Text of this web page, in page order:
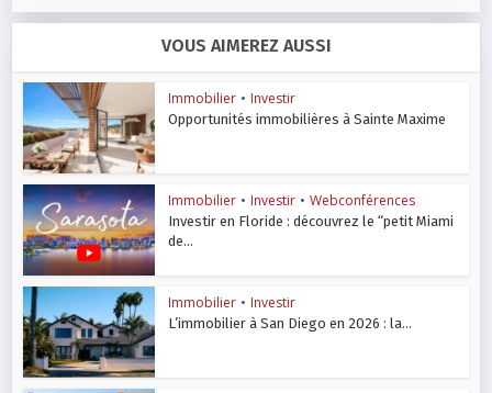
VOUS AIMEREZ AUSSI
Immobilier • Investir
Opportunités immobilières à Sainte Maxime
Immobilier • Investir • Webconférences
Investir en Floride : découvrez le “petit Miami
de...
Immobilier • Investir
L’immobilier à San Diego en 2026 : la...